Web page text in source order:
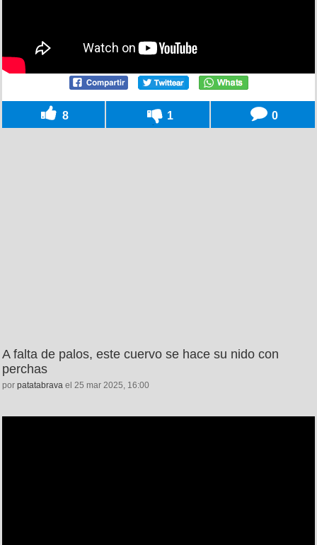
8 1 0
A falta de palos, este cuervo se hace su nido con
perchas
por patatabrava el 25 mar 2025, 16:00